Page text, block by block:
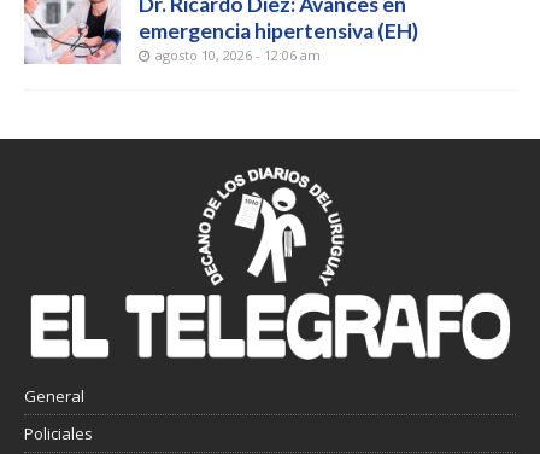
emergencia hipertensiva (EH)
agosto 10, 2026 - 12:06 am
General
Policiales